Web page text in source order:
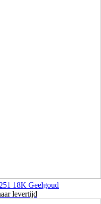
18K Geelgoud
levertijd